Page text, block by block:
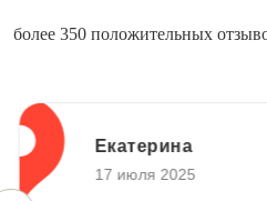
более 350 положительных
Екатерина
17 июля 2025